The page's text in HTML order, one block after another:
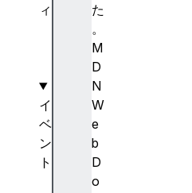
た
。
M
D
N
W
e
b
D
o
ィ
イ
ベ
ン
ト